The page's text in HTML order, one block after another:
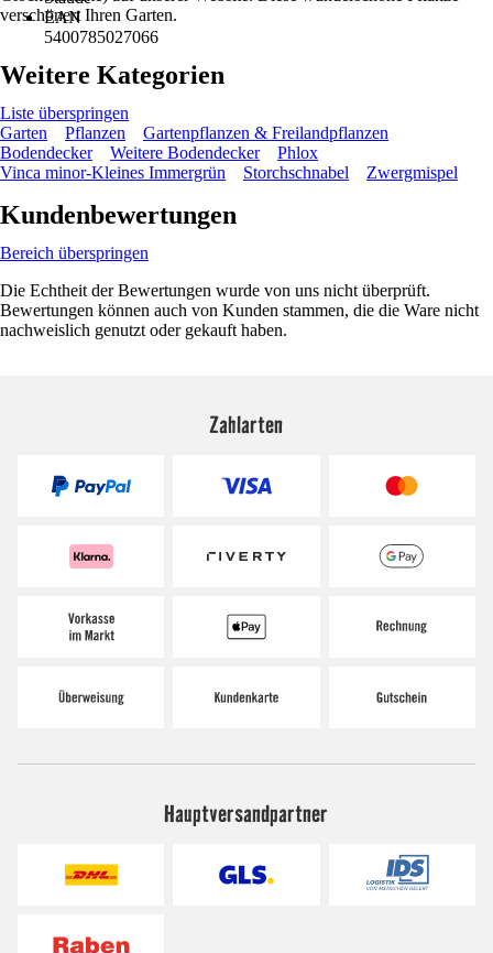
EAN
5400785027066
verschönert Ihren Garten.
Weitere Kategorien
Liste überspringen
Garten
Pflanzen
Gartenpflanzen & Freilandpflanzen
Bodendecker
Weitere Bodendecker
Phlox
Vinca minor-Kleines Immergrün
Storchschnabel Zwergmispel
Kundenbewertungen
Bereich überspringen
Die Echtheit der Bewertungen wurde von uns nicht überprüft.
Bewertungen können auch von Kunden stammen, die die Ware nicht
nachweislich genutzt oder gekauft haben.
Zahlarten
Hauptversandpartner